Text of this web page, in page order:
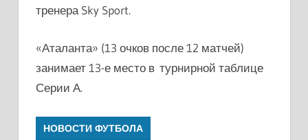
тренера Sky Sport.
«Аталанта» (13 очков после 12 матчей)
занимает 13-е место в турнирной таблице
Серии А.
НОВОСТИ ФУТБОЛА